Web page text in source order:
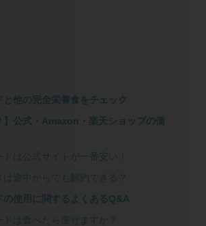
と他の完全栄養食をチェック
】公式・Amazon・楽天ショップの価
は公式サイトが一番安い！
途中からでも解約できる？
の使用に関するよくあるQ&A
は食べたら痩せますか？